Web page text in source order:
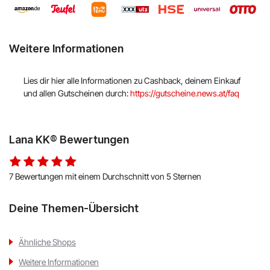
Hello Fresh
Shop Apotheke
ABOUT YOU
Universal
HUMANIC
Ulla Popken
Weitere Informationen
Lies dir hier alle Informationen zu Cashback, deinem Einkauf
und allen Gutscheinen durch:https://gutscheine.news.at/faq
Lana KK® Bewertungen
7 Bewertungen mit einem Durchschnitt von 5 Sternen
Deine Themen-Übersicht
Ähnliche Shops
Weitere Informationen